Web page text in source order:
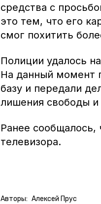
средства с
это тем, что его
смог похитить
Полиции удалось
На данный момент
базу и передали
лишения свободы
Ранее сообщалось,
телевизора.
Авторы: Алексей Прус